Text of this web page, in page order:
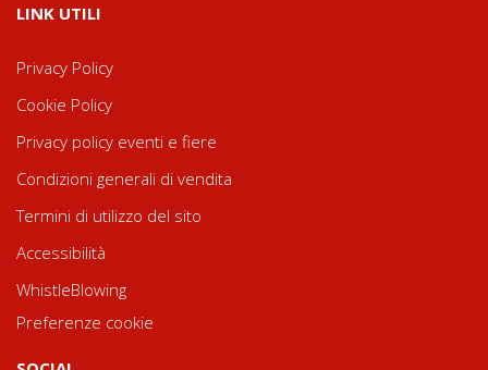
LINK UTILI
Privacy Policy
Cookie Policy
Privacy policy eventi e fiere
Condizioni generali di vendita
Termini di utilizzo del sito
Accessibilità
WhistleBlowing
Preferenze cookie